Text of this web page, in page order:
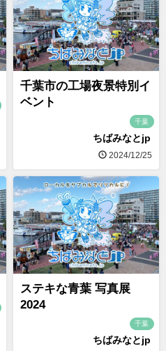
千葉市の工場夜景特別イ
ベント
千葉
ちばみなとjp
2024/12/25
ステキな青葉 写真展
2024
千葉
ちばみなとjp